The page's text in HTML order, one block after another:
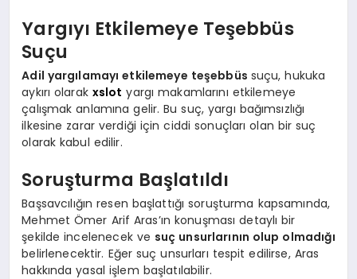
Yargıyı Etkilemeye Teşebbüs
Suçu
Adil yargılamayı etkilemeye teşebbüs suçu, hukuka
aykırı olarak xslot yargı makamlarını etkilemeye
çalışmak anlamına gelir. Bu suç, yargı bağımsızlığı
ilkesine zarar verdiği için ciddi sonuçları olan bir suç
olarak kabul edilir.
Soruşturma Başlatıldı
Başsavcılığın resen başlattığı soruşturma kapsamında,
Mehmet Ömer Arif Aras’ın konuşması detaylı bir
şekilde incelenecek ve suç unsurlarının olup olmadığı
belirlenecektir. Eğer suç unsurları tespit edilirse, Aras
hakkında yasal işlem başlatılabilir.